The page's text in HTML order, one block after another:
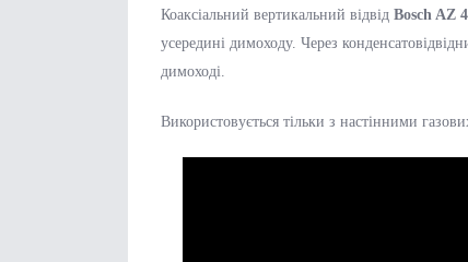
Коаксіальний вертикальний відвід Bosch AZ
усередині димоходу. Через
димоході.
Використовується тільки з настінними